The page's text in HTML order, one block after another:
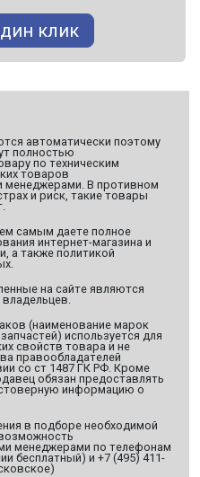
клик
автоматически поэтому
полностью
по техническим
товаров
менеджерами. В противном
и риск, такие товары
самым даете полное
интернет-магазина и
а также политикой
на сайте являются
(наименование марок
используется для
свойств товара и не
правообладателей
со ст 1487 ГК РФ. Кроме
обязан предоставлять
информацию о
в подборе необходимой
менеджерами по телефонам
бесплатный) и +7 (495) 411-